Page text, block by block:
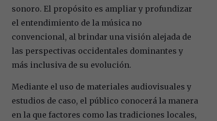
sonoro. El propósito es ampliar y profundizar
el entendimiento de la música no
convencional, al brindar una visión alejada de
las perspectivas occidentales dominantes y
más inclusiva de su evolución.
Mediante el uso de materiales audiovisuales y
estudios de caso, el público conocerá la manera
en la que factores como las tradiciones locales,